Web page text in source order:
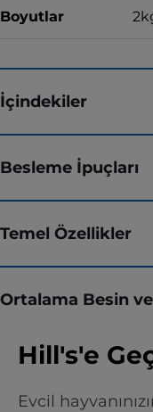
Boyutlar
İçindekiler
Besleme İpuçları
Temel Özellikler
Ortalama Besin
Hill's'e
Evcil